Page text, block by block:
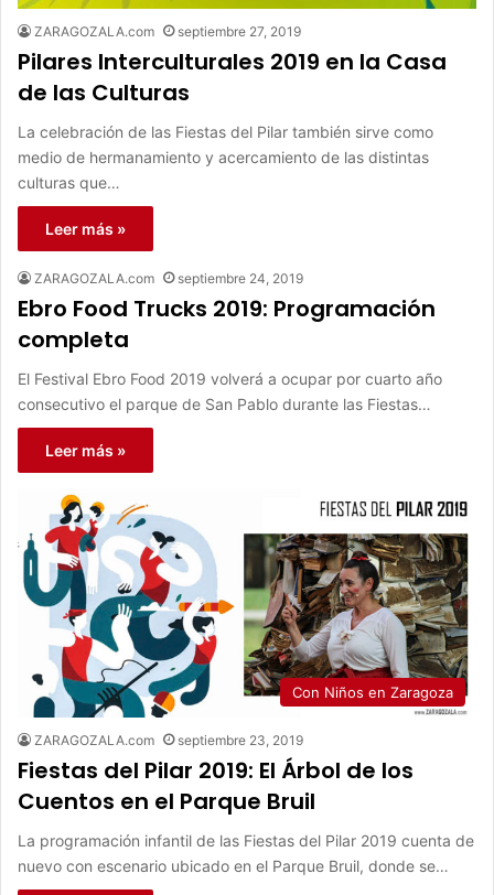
ZARAGOZALA.com septiembre 27, 2019
Pilares Interculturales 2019 en la Casa
de las Culturas
La celebración de las Fiestas del Pilar también sirve como
medio de hermanamiento y acercamiento de las distintas
culturas que…
Leer más »
ZARAGOZALA.com septiembre 24, 2019
Ebro Food Trucks 2019: Programación
completa
El Festival Ebro Food 2019 volverá a ocupar por cuarto año
consecutivo el parque de San Pablo durante las Fiestas…
Leer más »
Con Niños en Zaragoza
ZARAGOZALA.com septiembre 23, 2019
Fiestas del Pilar 2019: El Árbol de los
Cuentos en el Parque Bruil
La programación infantil de las Fiestas del Pilar 2019 cuenta de
nuevo con escenario ubicado en el Parque Bruil, donde se…